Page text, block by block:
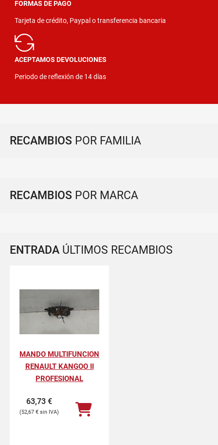
FORMAS DE PAGO
Tarjeta de crédito, Paypal o transferencia bancaria
ACEPTAMOS DEVOLUCIONES
Periodo de reflexión de 14 días
RECAMBIOS POR FAMILIA
RECAMBIOS POR MARCA
ENTRADA ÚLTIMOS RECAMBIOS
MANDO MULTIFUNCION
RENAULT KANGOO II
PROFESIONAL
63,73 €
52,67 €